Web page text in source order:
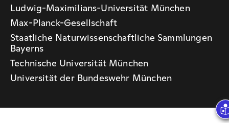
Ludwig-Maximilians-Universität München
Max-Planck-Gesellschaft
Staatliche Naturwissenschaftliche Sammlungen
Bayerns
Technische Universität München
Universität der Bundeswehr München